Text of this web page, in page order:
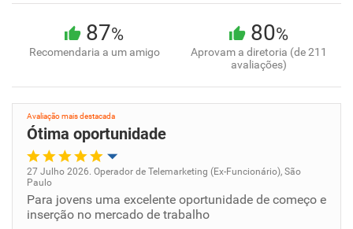
87%
Recomendaria a um amigo
80%
Aprovam a diretoria (de 211
avaliações)
Avaliação mais destacada
Ótima oportunidade
Oportunidade de promoção
27 Julho 2026. Operador de Telemarketing (Ex-Funcionário), São
Paulo
Para jovens uma excelente oportunidade de começo e
inserção no mercado de trabalho